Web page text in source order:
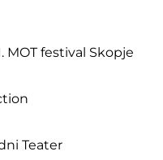
festival Skopje
Teater